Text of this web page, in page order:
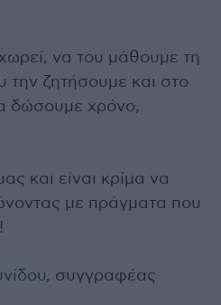
να του μάθουμε τη
την ζητήσουμε και στο
δώσουμε χρόνο,
και είναι κρίμα να
με πράγματα που
, συγγραφέας